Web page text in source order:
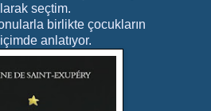
seçtim.
birlikte çocukların
anlatıyor.